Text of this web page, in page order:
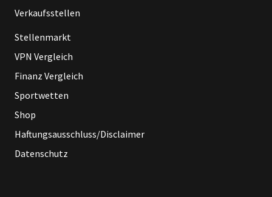
Verkaufsstellen
Stellenmarkt
VPN Vergleich
Finanz Vergleich
Sportwetten
Shop
Haftungsausschluss/Disclaimer
Datenschutz